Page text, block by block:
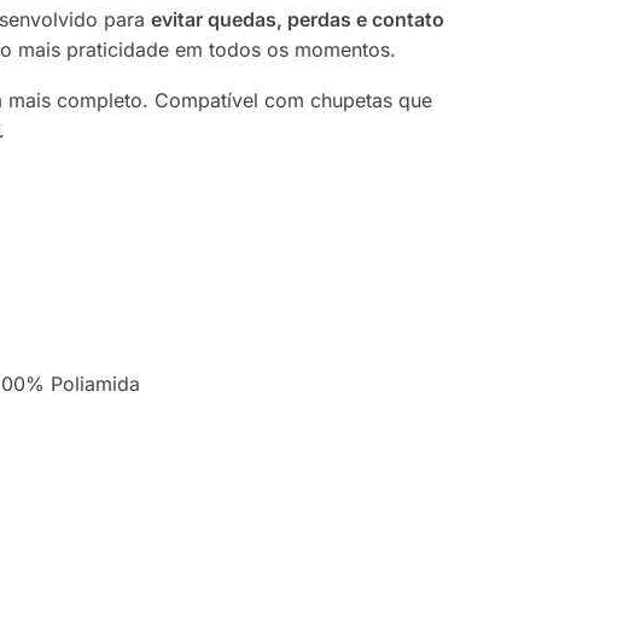
para evitar quedas, perdas e contato
mais praticidade em todos os momentos.
completo. Compatível com chupetas que
Poliamida